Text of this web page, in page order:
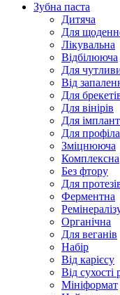
Зубна паста
Дитяча
Для
Лікувальна
Відбілююча
Для
Від
Для
Для вінірів
Для
Для
Зміцнююча
Комплексна
Без фтору
Для
Ферментна
Органічна
Для веганів
Набір
Від карієсу
Від
Мініформат